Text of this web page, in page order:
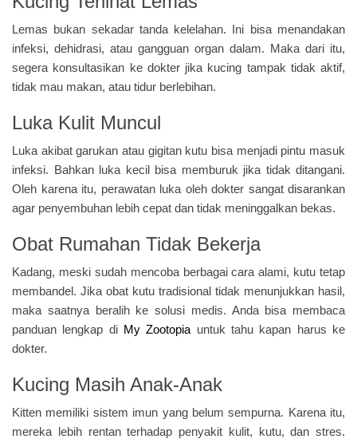
Lemas bukan sekadar tanda kelelahan. Ini bisa menandakan
infeksi, dehidrasi, atau gangguan organ dalam. Maka dari itu,
segera konsultasikan ke dokter jika kucing tampak tidak aktif,
tidak mau makan, atau tidur berlebihan.
Luka Kulit Muncul
Luka akibat garukan atau gigitan kutu bisa menjadi pintu masuk
infeksi. Bahkan luka kecil bisa memburuk jika tidak ditangani.
Oleh karena itu, perawatan luka oleh dokter sangat disarankan
agar penyembuhan lebih cepat dan tidak meninggalkan bekas.
Obat Rumahan Tidak Bekerja
Kadang, meski sudah mencoba berbagai cara alami, kutu tetap
membandel. Jika obat kutu tradisional tidak menunjukkan hasil,
maka saatnya beralih ke solusi medis. Anda bisa membaca
panduan lengkap di My Zootopia untuk tahu kapan harus ke
dokter.
Kucing Masih Anak-Anak
Kitten memiliki sistem imun yang belum sempurna. Karena itu,
mereka lebih rentan terhadap penyakit kulit, kutu, dan stres.